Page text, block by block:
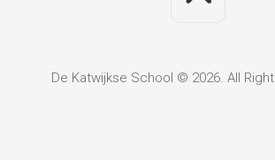
De Katwijkse School © 2026. All